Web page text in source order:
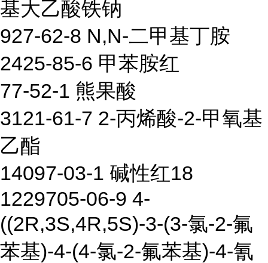
基大乙酸铁钠
927-62-8 N,N-二甲基丁胺
2425-85-6 甲苯胺红
77-52-1 熊果酸
3121-61-7 2-丙烯酸-2-甲氧基
乙酯
14097-03-1 碱性红18
1229705-06-9 4-
((2R,3S,4R,5S)-3-(3-氯-2-氟
苯基)-4-(4-氯-2-氟苯基)-4-氰